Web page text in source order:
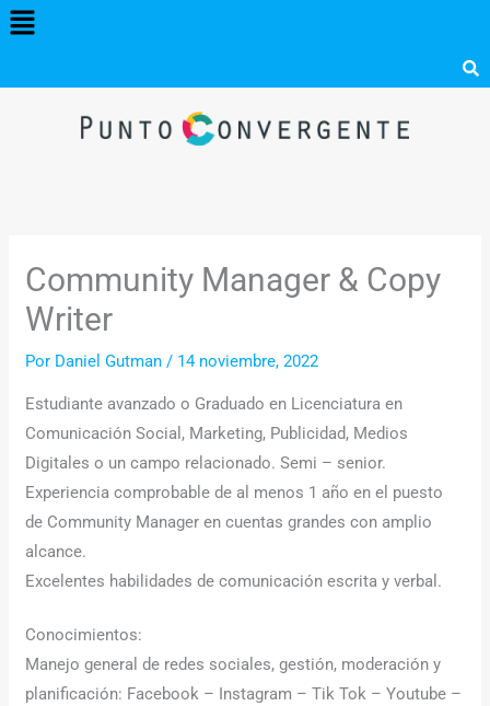
Menú
Community Manager & Copy
Writer
Por Daniel Gutman/ 14 noviembre, 2022
Estudiante avanzado o Graduado en Licenciatura en
Comunicación Social, Marketing, Publicidad, Medios
Digitales o un campo relacionado. Semi – senior.
Experiencia comprobable de al menos 1 año en el puesto
de Community Manager en cuentas grandes con amplio
alcance.
Excelentes habilidades de comunicación escrita y verbal.
Conocimientos:
Manejo general de redes sociales, gestión, moderación y
planificación: Facebook – Instagram – Tik Tok – Youtube –